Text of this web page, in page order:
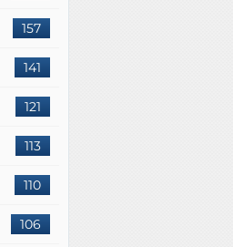
157
141
121
113
110
106